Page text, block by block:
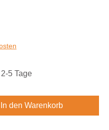
5 Tage
gewünschten
In den Warenkorb